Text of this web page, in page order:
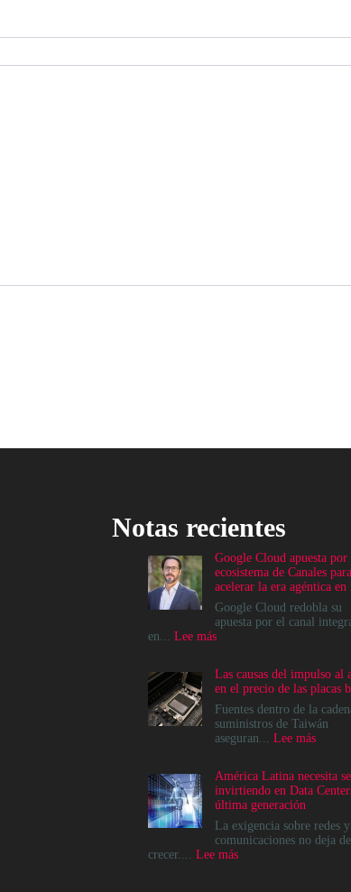
Notas recientes
Google Cloud apuesta por
ecosistema de Canales para
acelerar la era agéntica en
Google Cloud redobla su
apuesta por el canal
en... Lee más:
apuesta
por
el
ecosistema
de
acelerar
la
era
agéntica
en
Perú
Las causas del impulso al
en el precio de las placas
Fuentes dentro de la
suministros de Taiwán
aseguran... Lee más:
del
alza
en
América Latina necesita
invirtiendo en Data
última generación
La exigencia sobre redes y
comunicaciones no deja de
crecer.... Lee más: